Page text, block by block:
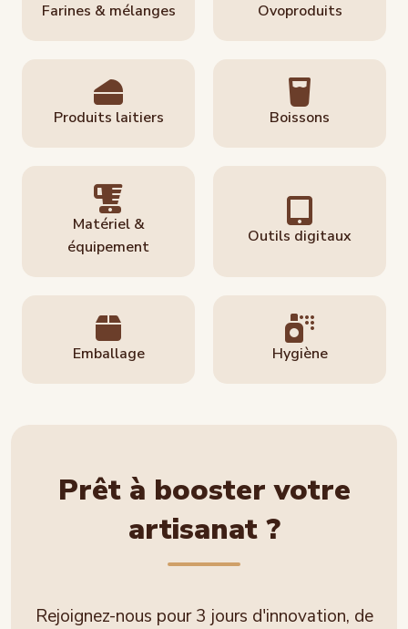
Farines & mélanges Ovoproduits
Produits laitiers Boissons
Matériel &
équipement
Outils digitaux
Emballage Hygiène
Prêt à booster votre
artisanat ?
Rejoignez-nous pour 3 jours d'innovation, de